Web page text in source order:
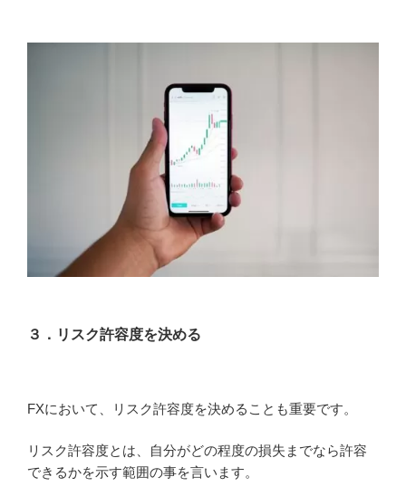
３．リスク許容度を決める
FXにおいて、リスク許容度を決めることも重要です。
リスク許容度とは、自分がどの程度の損失までなら許容
できるかを示す範囲の事を言います。